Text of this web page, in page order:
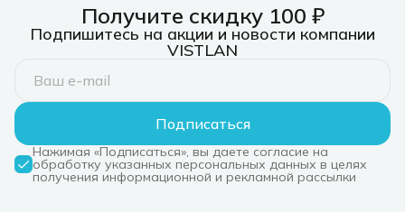
Получите скидку 100 ₽
Подпишитесь на акции и новости компании
VISTLAN
Подписаться
Нажимая «Подписаться», вы даете согласие на
обработку указанных персональных данных в целях
получения информационной и рекламной рассылки